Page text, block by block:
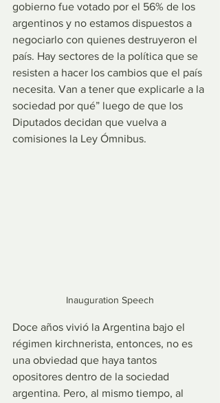
gobierno fue votado por el 56% de los
argentinos y no estamos dispuestos a
negociarlo con quienes destruyeron el
país. Hay sectores de la política que se
resisten a hacer los cambios que el país
necesita. Van a tener que explicarle a la
sociedad por qué” luego de que los
Diputados decidan que vuelva a
comisiones la Ley Ómnibus.
Inauguration Speech
Doce años vivió la Argentina bajo el
régimen kirchnerista, entonces, no es
una obviedad que haya tantos
opositores dentro de la sociedad
argentina. Pero, al mismo tiempo, al